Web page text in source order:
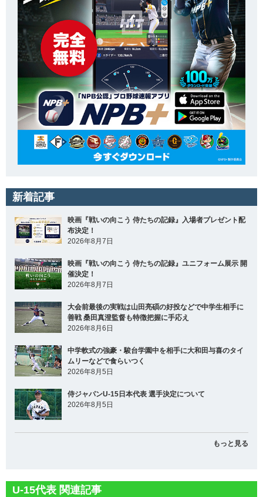
新着記事
映画『戦いの向こう 侍たちの記録』入場者プレゼント配
布決定！
2026年8月7日
映画『戦いの向こう 侍たちの記録』ユニフォーム展示 開
催決定！
2026年8月7日
大会前最後の実戦は山田亮碩の好投などで中学生相手に
善戦 桑田真澄監督も特徴把握に手応え
2026年8月6日
中学軟式の強豪・駿台学園中を相手に大和田与喜のタイ
ムリーなどで食らいつく
2026年8月5日
侍ジャパンU-15日本代表 選手決定について
2026年8月5日
もっと見る
U-15代表 関連記事